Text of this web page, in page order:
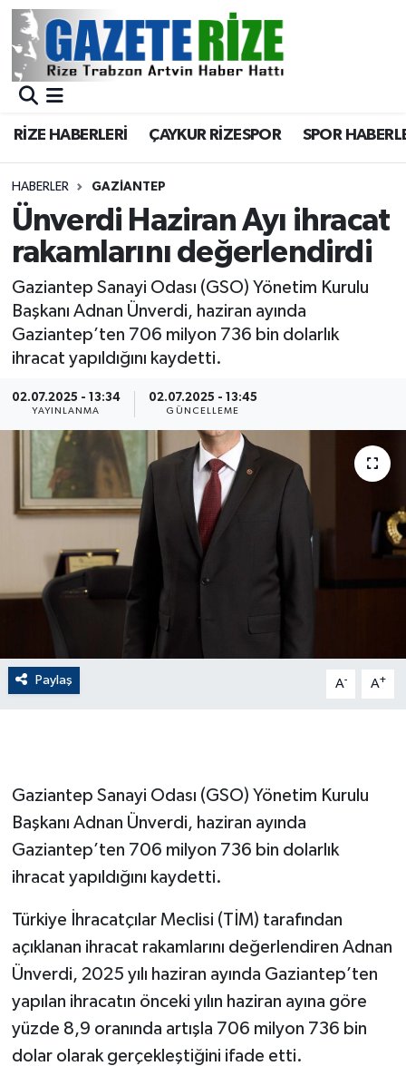
RİZE HABERLERİ ÇAYKUR RİZESPOR SPOR
HABERLER GAZIANTEP
Ünverdi Haziran Ayı ihracat
rakamlarını değerlendirdi
Gaziantep Sanayi Odası (GSO) Yönetim Kurulu
Başkanı Adnan Ünverdi, haziran ayında
Gaziantep’ten 706 milyon 736 bin dolarlık
ihracat yapıldığını kaydetti.
02.07.2025 - 13:34
YAYINLANMA
02.07.2025 - 13:45
GÜNCELLEME
Paylaş A- A+
Gaziantep Sanayi Odası (GSO) Yönetim Kurulu
Başkanı Adnan Ünverdi, haziran ayında
Gaziantep’ten 706 milyon 736 bin dolarlık
ihracat yapıldığını kaydetti.
Türkiye İhracatçılar Meclisi (TİM) tarafından
açıklanan ihracat rakamlarını değerlendiren Adnan
Ünverdi, 2025 yılı haziran ayında Gaziantep’ten
yapılan ihracatın önceki yılın haziran ayına göre
yüzde 8,9 oranında artışla 706 milyon 736 bin
dolar olarak gerçekleştiğini ifade etti.
BÖLGEMİZ
Asayiş
Rize Jandarma Komutanlığı
Bilim Teknoloji
Bölge
Advertising news
Canlı Maç
ÇEVRE
Dış Haberler
EĞİTİM
English News
Gayrimenkul
GENEL
Güvenlik
HABERDE İNSAN
İNSAN
Merkez Nöbetçi Eczaneler
Merkez Trafik Yoğunluk Haritası
Süper Lig Puan Durumu ve Fikstür
Tüm Manşetler
Son Dakika Haberleri
Haber Arşivi